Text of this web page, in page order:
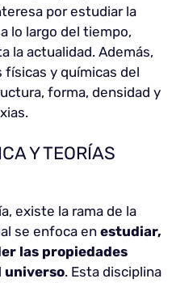
por estudiar la
lo largo del tiempo,
la actualidad. Además,
físicas y químicas del
forma, densidad y
Y TEORÍAS
existe la rama de la
se enfoca en estudiar,
las propiedades
universo. Esta disciplina